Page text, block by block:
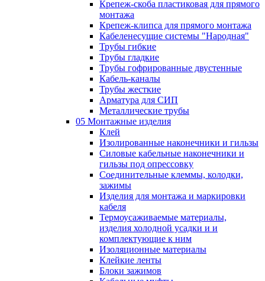
Крепеж-скоба пластиковая для прямого
монтажа
Крепеж-клипса для прямого монтажа
Кабеленесущие системы "Народная"
Трубы гибкие
Трубы гладкие
Трубы гофрированные двустенные
Кабель-каналы
Трубы жесткие
Арматура для СИП
Металлические трубы
05 Монтажные изделия
Клей
Изолированные наконечники и гильзы
Силовые кабельные наконечники и
гильзы под опрессовку
Соединительные клеммы, колодки,
зажимы
Изделия для монтажа и маркировки
кабеля
Термоусаживаемые материалы,
изделия холодной усадки и и
комплектующие к ним
Изоляционные материалы
Клейкие ленты
Блоки зажимов